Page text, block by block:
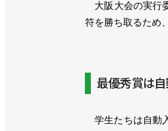
大阪大会の実行
符を勝ち取るため
最優秀賞は
学生たちは自動